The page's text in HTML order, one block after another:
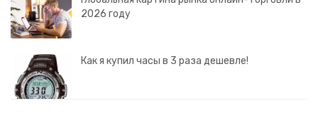
2026 году
Как я купил часы в 3 раза дешевле!